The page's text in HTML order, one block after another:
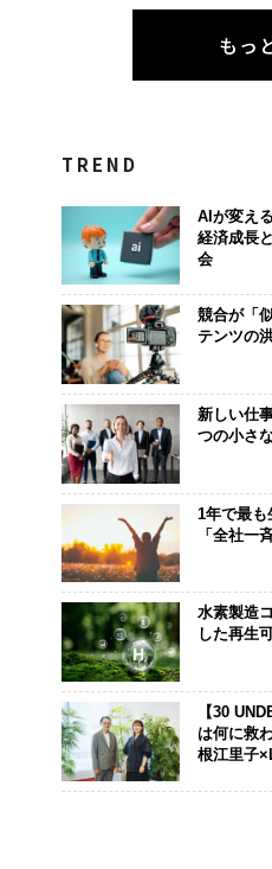
もっ
TREND
AIが変え
経済成長
会
競合が「
テンツの
新しい仕
つの小さ
1年で最も
「全社一
水素製造
した再生
【30
は何に救
根江里子